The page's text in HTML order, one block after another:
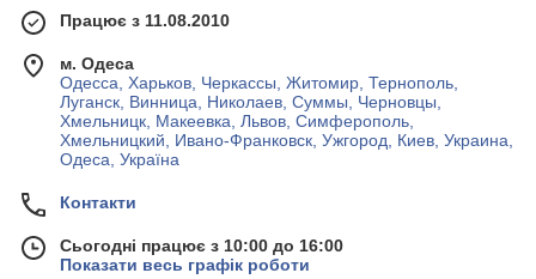
Працює з 11.08.2010
м. Одеса
Одесса, Харьков, Черкассы, Житомир, Тернополь,
Луганск, Винница, Николаев, Суммы, Черновцы,
Хмельницк, Макеевка, Львов, Симферополь,
Хмельницкий, Ивано-Франковск, Ужгород, Киев, Украина,
Одеса, Україна
Контакти
Сьогодні працює з 10:00 до 16:00
Показати весь графік роботи